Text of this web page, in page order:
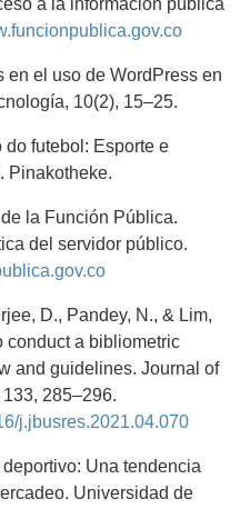
a la información pública
en el uso de WordPress en
10(2), 15–25.
do futebol: Esporte e
Pinakotheke.
la Función Pública.
del servidor público.
D., Pandey, N., & Lim,
conduct a bibliometric
and guidelines. Journal of
285–296.
j.jbusres.2021.04.070
Una tendencia
Universidad de